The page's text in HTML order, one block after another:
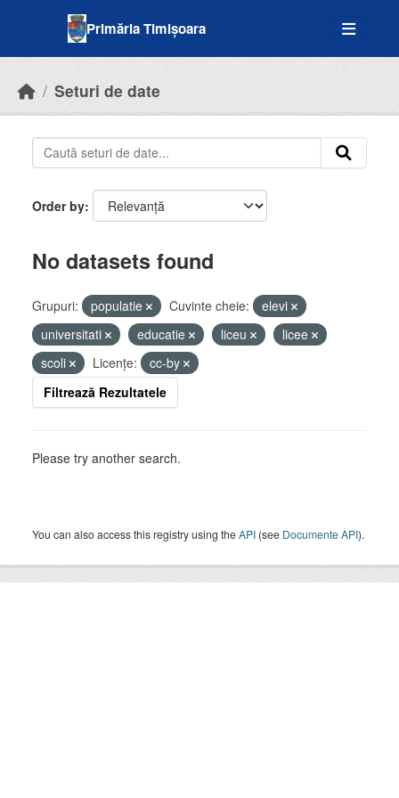
Primăria Timișoara
Seturi de date
Order by
No datasets found
Grupuri: populatie Cuvinte cheie:
elevi
universitati
educatie liceu
licee
scoli
Licenţe:
cc-by
Filtrează Rezultatele
Please try another search.
You can also access this registry using theAPI (see Documente API).